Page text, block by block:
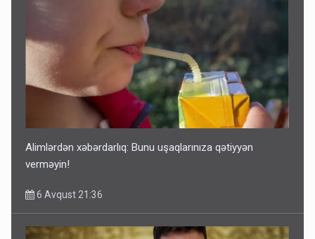
Alimlərdən xəbərdarlıq: Bunu uşaqlarınıza qətiyyən
verməyin!
6 Avqust 21:36